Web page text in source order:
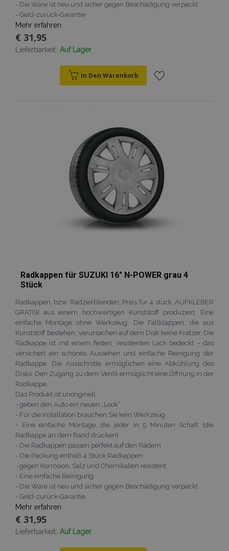
- Die Ware ist neu und sicher gegen Beschädigung verpackt
- Geld-zurück-Garantie
Mehr erfahren
€ 31,95
Lieferbarkeit: Auf Lager
In Den Warenkorb
Radkappen für SUZUKI 16" N-POWER grau 4
Stück
Radkappen, bzw. Radzierblenden, Preis für 4 stück, AUFKLEBER
GRATIS! aus einem hochwertigen Kunststoff produziert. Eine
einfache Montage ohne Werkzeug. Die Fallklappen, die aus
Kunststoff bestehen, verursachen auf dem Disk keine Kratzer. Die
Radkappe ist mit einem festen, resistenten Lack bedeckt – das
versichert ein schönes Aussehen und einfache Reinigung der
Radkappe. Die Ausschnitte ermöglichen eine Abkühlung des
Disks. Den Zugang zu dem Ventil ermöglicht eine Öffnung in der
Radkappe.
Das Produkt ist unoriginell.
- geben den Auto ein neuen „Look“
- Für die Installation brauchen Sie kein Werkzeug
- Eine einfache Montage, die jeder in 5 Minuten Schaft (die
Radkappe an dem Rand drücken)
- Die Radkappen passen perfekt auf den Rädern
- Die Packung enthält 4 Stück Radkappen
- gegen Korrosion, Salz und Chemikalien resistent
- Eine einfache Reinigung
- Die Ware ist neu und sicher gegen Beschädigung verpackt
- Geld-zurück-Garantie
Mehr erfahren
€ 31,95
Lieferbarkeit: Auf Lager